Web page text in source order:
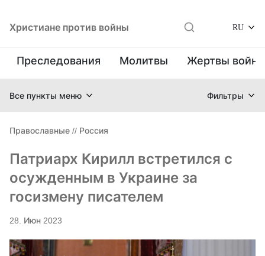
Христиане против войны RU
Преследования Молитвы Жертвы
Все пункты меню Фильтры
Православные // Россия
Патриарх Кирилл встретился с
осужденным в Украине за
госизмену писателем
28. Июн 2023